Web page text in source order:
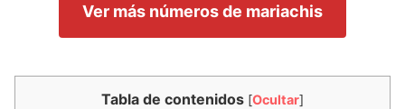
Ver más números de mariachis
Tabla de contenidos [Ocultar]